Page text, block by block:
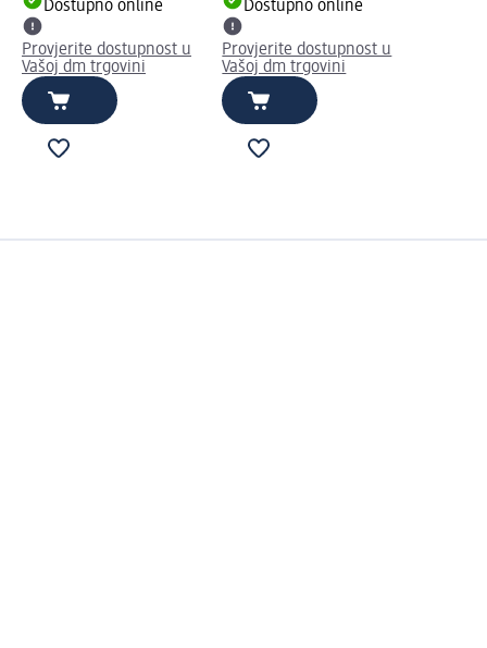
Dostupno online
Provjerite dostupnost u
Vašoj dm trgovini
Dostupno online
Provjerite dostupnost u
Vašoj dm trgovini